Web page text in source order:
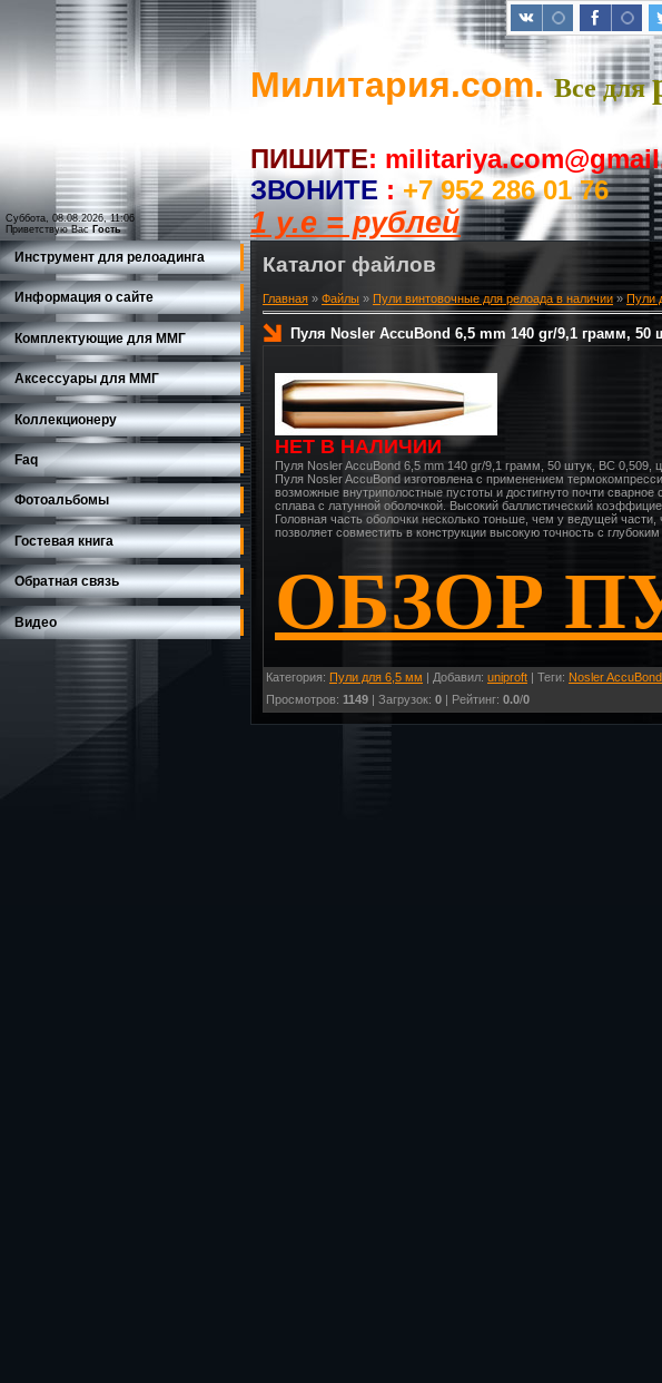
Суббота, 08.08.2026, 11:06
Приветствую Вас Гость
Милитария.com.Все для
ПИШИТЕ:
ЗВОНИТЕ : +7 952 286 01 76
1 у.е = рублей
Инструмент для релоадинга
Информация о сайте
Комплектующие для ММГ
Аксессуары для ММГ
Коллекционеру
Faq
Фотоальбомы
Гостевая книга
Обратная связь
Видео
Каталог файлов
Главная » Файлы » Пули винтовочные для релоада в наличии » Пули
Пуля Nosler AccuBond 6,5 mm 140 gr/9,1 грамм, 50
НЕТ В НАЛИЧИИ
Пуля Nosler AccuBond 6,5 mm 140 gr/9,1 грамм, 50 штук, BC 0,509,
Пуля Nosler AccuBond изготовлена с применением
возможные внутриполостные пустоты и достигнуто почти сварное
сплава с латунной оболочкой. Высокий баллистический
Головная часть оболочки несколько тоньше, чем у ведущей
позволяет совместить в конструкции высокую точность с
ОБЗОР
Категория: Пули для 6,5 мм | Добавил: uniproft | Теги: Nosler AccuBond
Просмотров: 1149 | Загрузок: 0 | Рейтинг: 0.0/0